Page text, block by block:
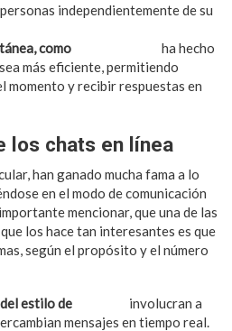
independientemente de su
como
ha hecho
más eficiente, permitiendo
momento y recibir respuestas en
los chats en línea
han ganado mucha fama a lo
en el modo de comunicación
mencionar, que una de las
los hace tan interesantes es que
según el propósito y el número
estilo de
involucran a
mensajes en tiempo real.